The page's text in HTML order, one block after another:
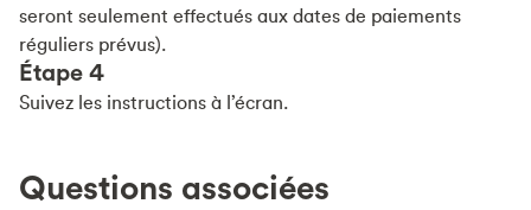
seront seulement effectués aux dates de paiements
réguliers prévus).
Étape 4
Suivez les instructions à l’écran.
Questions associées